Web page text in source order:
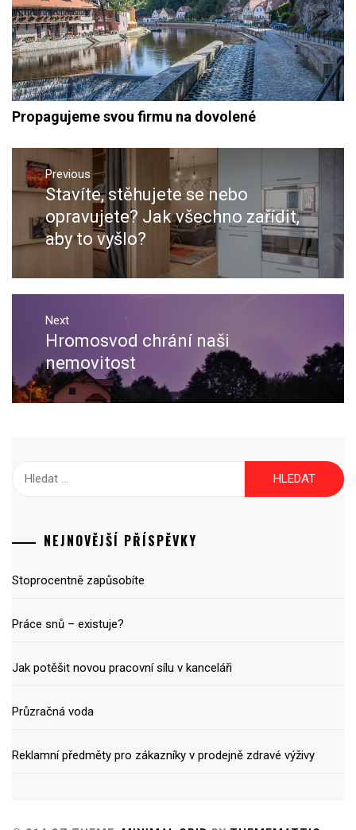
Propagujeme svou firmu na dovolené
Navigace
pro
příspěvek
Previous
Previous
post:
Stavíte, stěhujete se nebo
opravujete? Jak všechno zařídit,
aby to vyšlo?
Next
Next
post:
Hromosvod chrání naši
nemovitost
NEJNOVĚJŠÍ PŘÍSPĚVKY
Stoprocentně zapůsobíte
Práce snů – existuje?
Jak potěšit novou pracovní sílu v kanceláři
Průzračná voda
Reklamní předměty pro zákazníky v prodejně zdravé výživy